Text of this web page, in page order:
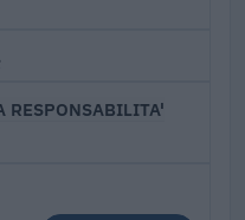
RESPONSABILITA'